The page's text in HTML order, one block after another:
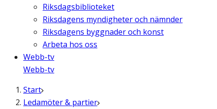
Riksdagsbiblioteket
Riksdagens myndigheter och nämnder
Riksdagens byggnader och konst
Arbeta hos oss
Webb-tv
Webb-tv
Start
Ledamöter & partier